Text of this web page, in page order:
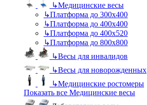
↳Медицинские весы
↳Платформа до 300х400
↳Платформа до 400х400
↳Платформа до 400х520
↳Платформа до 800х800
↳Весы для инвалидов
↳Весы для новорожденных
↳Медицинские ростомеры
Показать все Медицинские весы